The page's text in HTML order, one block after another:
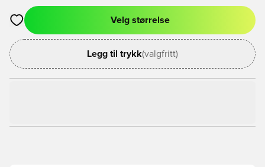
Åpner en Modal for å logge inn eller registrere deg som
Velg størrelse
Legg til trykk(valgfritt)